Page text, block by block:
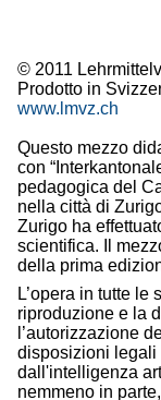
© 2011
Prodotto in
www.lmvz.ch
Questo mezzo
con
pedagogica del
nella città di
Zurigo ha
scientifica. Il
della prima
L’opera in tutte le
riproduzione e la
l’autorizzazione
disposizioni legali
dall'intelligenza
nemmeno in